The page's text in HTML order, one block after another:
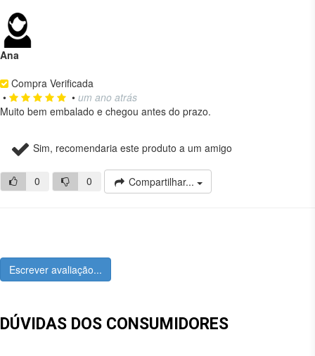
Ana
Compra Verificada
•
• um ano atrás
Muito bem embalado e chegou antes do prazo.
Sim, recomendaria este produto a um amigo
0 0 Compartilhar...
Escrever avaliação...
DÚVIDAS DOS CONSUMIDORES